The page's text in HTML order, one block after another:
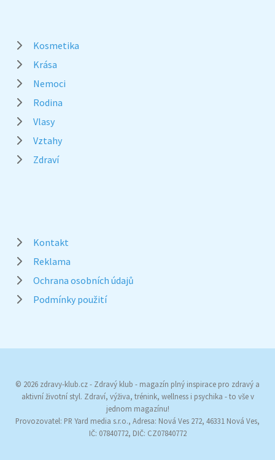
Kosmetika
Krása
Nemoci
Rodina
Vlasy
Vztahy
Zdraví
Kontakt
Reklama
Ochrana osobních údajů
Podmínky použití
© 2026 zdravy-klub.cz - Zdravý klub - magazín plný inspirace pro zdravý a
aktivní životní styl. Zdraví, výživa, trénink, wellness i psychika - to vše v
jednom magazínu!
Provozovatel: PR Yard media s.r.o., Adresa: Nová Ves 272, 46331 Nová Ves,
IČ: 07840772, DIČ: CZ07840772